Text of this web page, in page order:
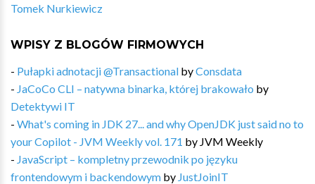
Tomek Nurkiewicz
WPISY Z BLOGÓW FIRMOWYCH
- Pułapki adnotacji @Transactional byConsdata
- JaCoCo CLI – natywna binarka, której brakowało by
Detektywi IT
- What's coming in JDK 27... and why OpenJDK just said no to
your Copilot - JVM Weekly vol. 171 by JVM Weekly
- JavaScript – kompletny przewodnik po języku
frontendowym i backendowym by JustJoinIT